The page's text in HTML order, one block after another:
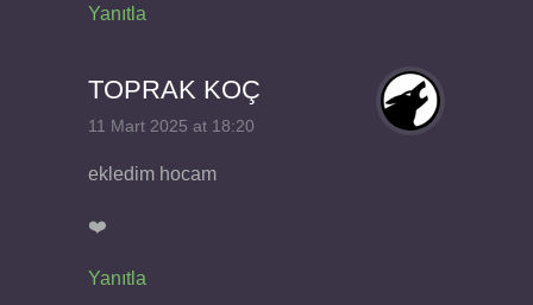
Yanıtla
TOPRAK KOÇ
11 Mart 2025 at 18:20
ekledim hocam
❤️
Yanıtla